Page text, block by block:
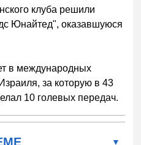
клуба решили
Юнайтед", оказавшуюся
в международных
за которую в 43
10 голевых передач.